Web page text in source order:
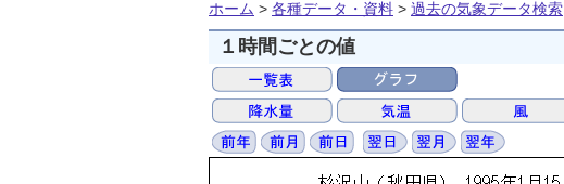
ホーム > 各種データ・資料 > 過去の気象データ検索
１時間ごとの値